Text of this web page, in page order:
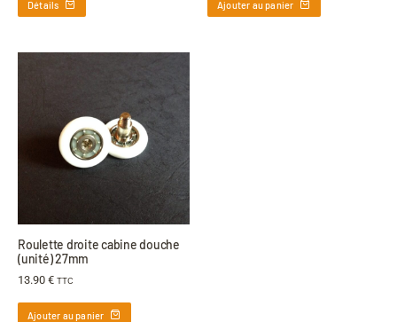
Détails Ajouter au panier
Roulette droite cabine douche
(unité) 27mm
13.90 € TTC
Ajouter au panier